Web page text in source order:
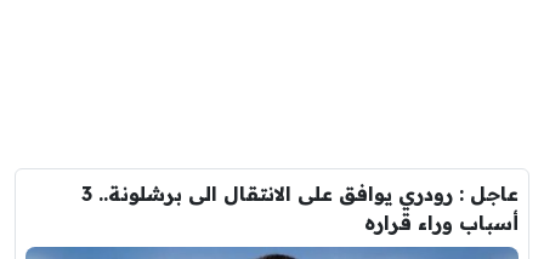
عاجل : رودري يوافق على الانتقال الى برشلونة.. 3
أسباب وراء قراره